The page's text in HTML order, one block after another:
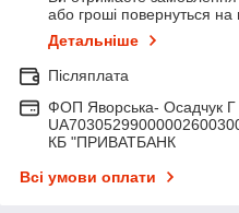
або гроші повернуться на
Детальніше
Післяплата
ФОП Яворська- Осадчук
КБ "ПРИВАТБАНК
Всі умови оплати